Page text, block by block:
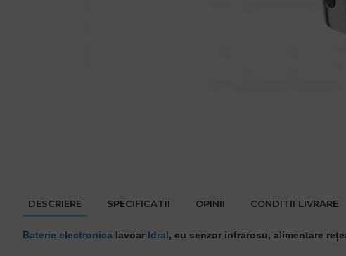
DESCRIERE SPECIFICATII OPINII CONDITII LIVRARE
Baterie electronica lavoar Idral, cu senzor infrarosu, alimentare